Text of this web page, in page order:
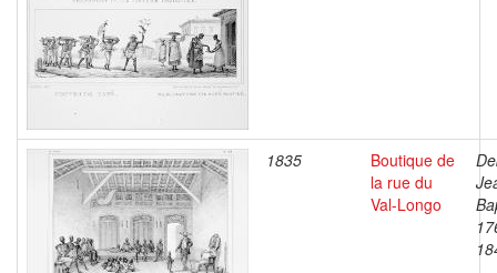
1835
Boutique de
la rue du
Val-Longo